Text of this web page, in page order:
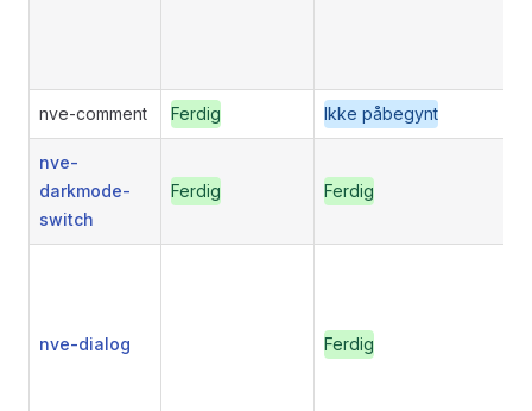
nve-comment Ferdig Ikke påbegynt
nve-
darkmode-
switch
Ferdig Ferdig
nve-dialog Ferdig